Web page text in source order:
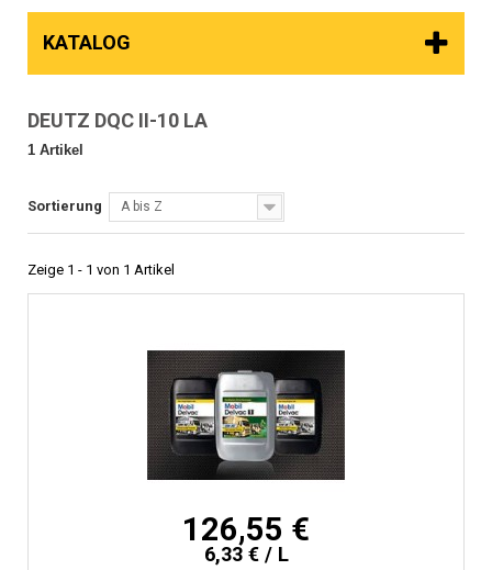
KATALOG
DEUTZ DQC II-10 LA
1 Artikel
Sortierung A bis Z
Zeige 1 - 1 von 1 Artikel
126,55 €
6,33 € / L